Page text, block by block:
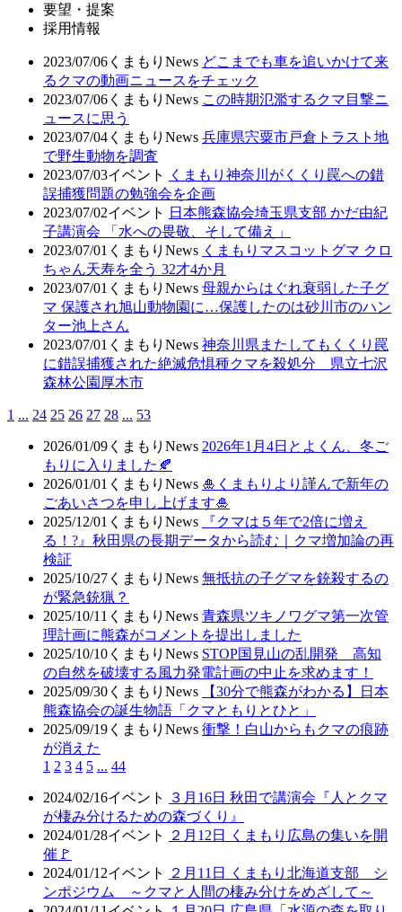
要望・提案
採用情報
2023/07/06 くまもりNews どこまでも車を追いかけて来
るクマの動画ニュースをチェック
2023/07/06 くまもりNews この時期氾濫するクマ目撃ニ
ュースに思う
2023/07/04 くまもりNews 兵庫県宍粟市戸倉トラスト地
で野生動物を調査
2023/07/03イベント
くまもり神奈川がくくり罠への錯
誤捕獲問題の勉強会を企画
2023/07/02イベント
日本熊森協会埼玉県支部 かだ由紀
子講演会 「水への畏敬、そして備え」
2023/07/01 くまもりNews くまもりマスコットグマ クロ
ちゃん天寿を全う 32才4か月
2023/07/01 くまもりNews 母親からはぐれ衰弱した子グ
マ 保護され旭山動物園に…保護したのは砂川市のハン
ター池上さん
2023/07/01 くまもりNews 神奈川県またしてもくくり罠
に錯誤捕獲された絶滅危惧種クマを殺処分 県立七沢
森林公園厚木市
1 ... 24 25 26 27 28 ... 53
2026/01/09 くまもりNews 2026年1月4日とよくん、冬ご
もりに入りました🍂
2026/01/01 くまもりNews 🎍くまもりより謹んで新年の
ごあいさつを申し上げます🎍
2025/12/01 くまもりNews
『クマは５年で2倍に増え
る！?』秋田県の長期データから読む｜クマ増加論の再
検証
2025/10/27 くまもりNews 無抵抗の子グマを銃殺するの
が緊急銃猟？
2025/10/11 くまもりNews 青森県ツキノワグマ第一次管
理計画に熊森がコメントを提出しました
2025/10/10 くまもりNews STOP国見山の乱開発 高知
の自然を破壊する風力発電計画の中止を求めます！
2025/09/30 くまもりNews
【30分で熊森がわかる】日本
熊森協会の誕生物語「クマともりとひと」
2025/09/19 くまもりNews 衝撃！白山からもクマの痕跡
が消えた
1 2 3 4 5 ... 44
2024/02/16イベント
３月16日 秋田で講演会『人とクマ
が棲み分けるための森づくり』
2024/01/28イベント
２月12日 くまもり広島の集いを開
催🚩
2024/01/12イベント
２月11日 くまもり北海道支部 シ
ンポジウム ～クマと人間の棲み分けをめざして～